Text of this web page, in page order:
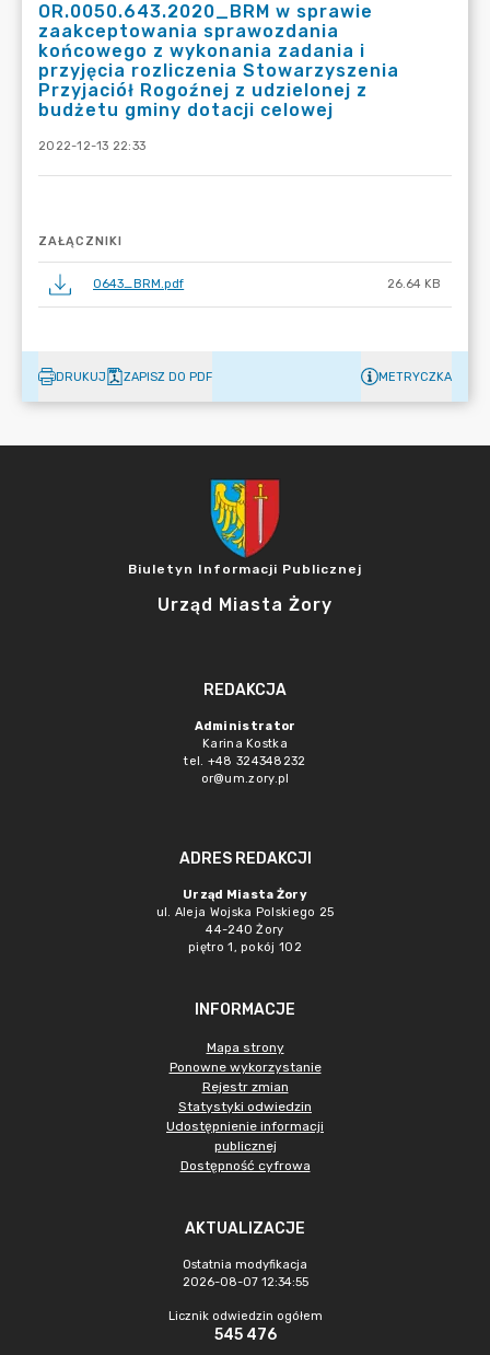
OR.0050.643.2020_BRM w sprawie
zaakceptowania sprawozdania
końcowego z wykonania zadania i
przyjęcia rozliczenia Stowarzyszenia
Przyjaciół Rogoźnej z udzielonej z
budżetu gminy dotacji celowej
2022-12-13 22:33
ZAŁĄCZNIKI
0643_BRM.pdf 26.64 KB
DRUKUJ ZAPISZ DO PDF METRYCZKA
Biuletyn Informacji Publicznej
Urząd Miasta Żory
REDAKCJA
Administrator
Karina Kostka
tel. +48 324348232
or@um.zory.pl
ADRES REDAKCJI
Urząd Miasta Żory
ul. Aleja Wojska Polskiego 25
44-240 Żory
piętro 1, pokój 102
INFORMACJE
Mapa strony
Ponowne wykorzystanie
Rejestr zmian
Statystyki odwiedzin
Udostępnienie informacji
publicznej
Dostępność cyfrowa
AKTUALIZACJE
Ostatnia modyfikacja
2026-08-07 12:34:55
Licznik odwiedzin ogółem
545 476